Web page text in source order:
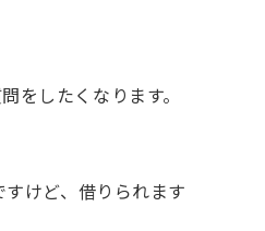
をしたくなります。
すけど、借りられます